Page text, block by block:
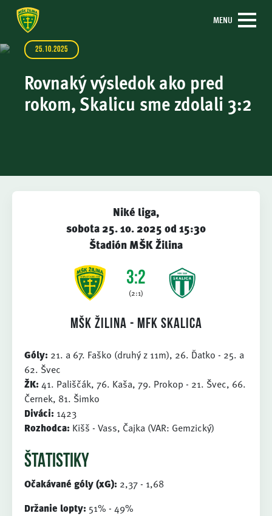
MENU
25.10.2025
Rovnaký výsledok ako pred
rokom, Skalicu sme zdolali 3:2
Niké liga,
sobota 25. 10. 2025 od 15:30
Štadión MŠK Žilina
3:2
(2:1)
MŠK Žilina - MFK Skalica
Góly: 21. a 67. Faško (druhý z 11m), 26. Ďatko - 25. a
62. Švec
ŽK: 41. Pališčák, 76. Kaša, 79. Prokop - 21. Švec, 66.
Černek, 81. Šimko
Diváci: 1423
Rozhodca: Kišš - Vass, Čajka (VAR: Gemzický)
ŠTATISTIKY
Očakávané góly (xG): 2,37 - 1,68
Držanie lopty: 51% - 49%